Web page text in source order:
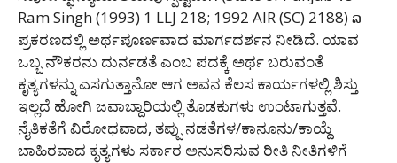
Ram Singh (1993) 1 LLJ 218; 1992 AIR (SC) 2188) ລ
ಪ್ರಕರಣದಲ್ಲಿ ಅರ್ಥಪೂರ್ಣವಾದ ಮಾರ್ಗದರ್ಶನ ನೀಡಿದೆ. ಯಾವ
ಒಬ್ಬ ನೌಕರನು ದುರ್ನಡತೆ ಎಂಬ ಪದಕ್ಕೆ ಅರ್ಥ ಬರುವಂತೆ
ಕೃತ್ಯಗಳನ್ನು ಎಸಗುತ್ತಾನೋ ಆಗ ಅವನ ಕೆಲಸ ಕಾರ್ಯಗಳಲ್ಲಿ ಶಿಸ್ತು
ಇಲ್ಲದೆ ಹೋಗಿ ಜವಾಬ್ದಾರಿಯಲ್ಲಿ ತೊಡಕುಗಳು ಉಂಟಾಗುತ್ತವೆ.
ನೈತಿಕತೆಗೆ ವಿರೋಧವಾದ, ತಪ್ಪು ನಡತೆಗಳ/ಕಾನೂನು/ಕಾಯ್ದೆ
ಬಾಹಿರವಾದ ಕೃತ್ಯಗಳು ಸರ್ಕಾರ ಅನುಸರಿಸುವ ರೀತಿ ನೀತಿಗಳಿಗೆ